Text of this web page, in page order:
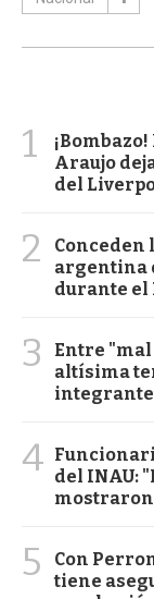
1
Araujo
del
2
Conceden
argentina
durante el
3
Entre
altísima
4 del INAU:
5
Con
tiene